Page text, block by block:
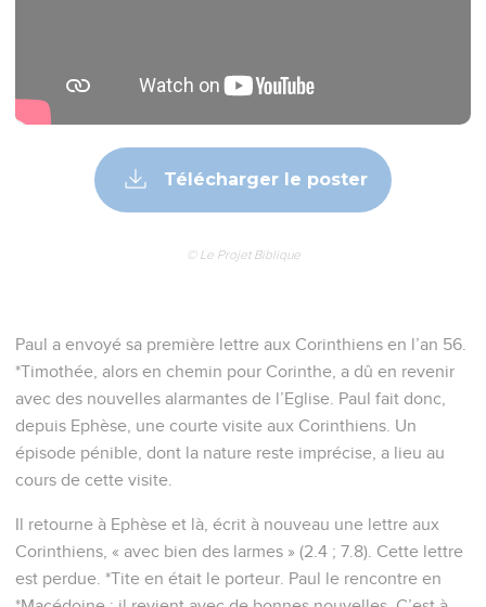
Télécharger le poster
© Le Projet Biblique
Paul a envoyé sa première lettre aux Corinthiens en l’an 56.
*Timothée, alors en chemin pour Corinthe, a dû en revenir
avec des nouvelles alarmantes de l’Eglise. Paul fait donc,
depuis Ephèse, une courte visite aux Corinthiens. Un
épisode pénible, dont la nature reste imprécise, a lieu au
cours de cette visite.
Il retourne à Ephèse et là, écrit à nouveau une lettre aux
Corinthiens, « avec bien des larmes » (2.4 ; 7.8). Cette lettre
est perdue. *Tite en était le porteur. Paul le rencontre en